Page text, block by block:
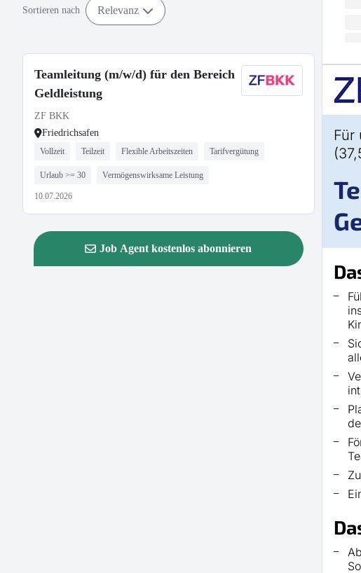
Sortieren nach Relevanz
Teamleitung (m/w/d) für den Bereich
Geldleistung
ZF BKK
Friedrichsafen
Vollzeit Teilzeit Flexible Arbeitszeiten Tarifvergütung
Urlaub >= 30 Vermögenswirksame Leistung
10.07.2026
Job Agent kostenlos abonnieren